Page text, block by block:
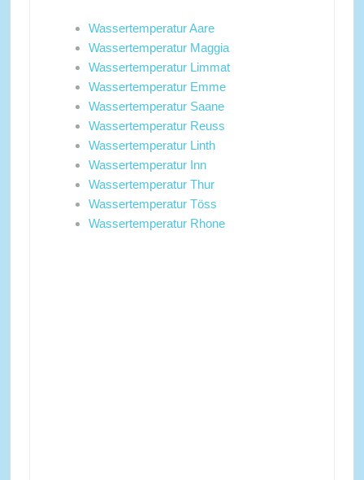
Wassertemperatur Aare
Wassertemperatur Maggia
Wassertemperatur Limmat
Wassertemperatur Emme
Wassertemperatur Saane
Wassertemperatur Reuss
Wassertemperatur Linth
Wassertemperatur Inn
Wassertemperatur Thur
Wassertemperatur Töss
Wassertemperatur Rhone